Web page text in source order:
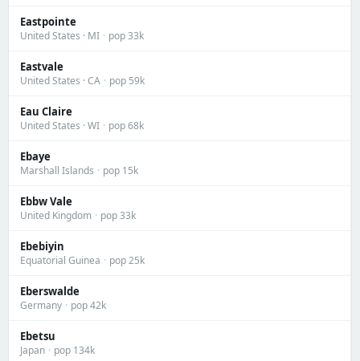
Eastpointe
United States · MI · pop 33k
Eastvale
United States · CA · pop 59k
Eau Claire
United States · WI · pop 68k
Ebaye
Marshall Islands · pop 15k
Ebbw Vale
United Kingdom · pop 33k
Ebebiyin
Equatorial Guinea · pop 25k
Eberswalde
Germany · pop 42k
Ebetsu
Japan · pop 134k